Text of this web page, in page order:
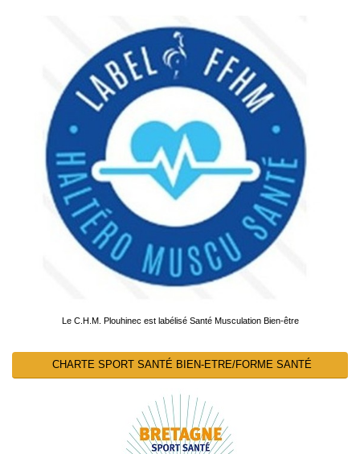
Le C.H.M. Plouhinec est labélisé Santé Musculation Bien-être
CHARTE SPORT SANTÉ BIEN-ETRE/FORME SANTÉ